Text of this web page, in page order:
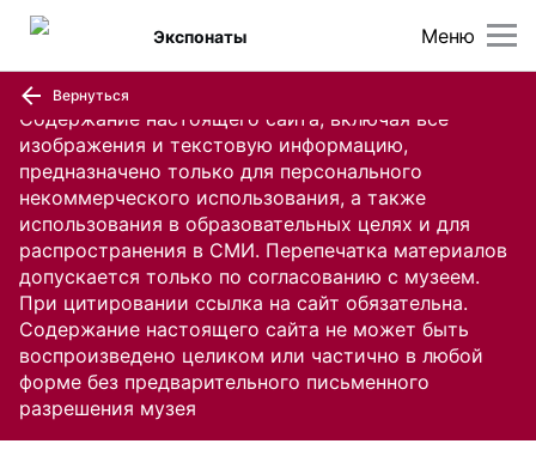
Содержание настоящего сайта, включая все
изображения и текстовую информацию,
предназначено только для персонального
некоммерческого использования, а также
использования в образовательных целях и для
распространения в СМИ. Перепечатка материалов
допускается только по согласованию с музеем.
При цитировании ссылка на сайт обязательна.
Содержание настоящего сайта не может быть
воспроизведено целиком или частично в любой
форме без предварительного письменного
разрешения музея
Меню
Экспонаты
Вернуться